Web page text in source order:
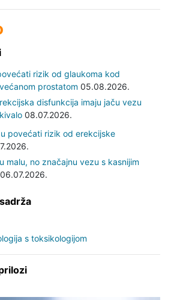
rizik od glaukoma kod
prostatom 05.08.2026.
disfunkcija imaju jaču vezu
08.07.2026.
povećati rizik od erekcijske
malu, no značajnu vezu s kasnijim
06.07.2026.
s toksikologijom